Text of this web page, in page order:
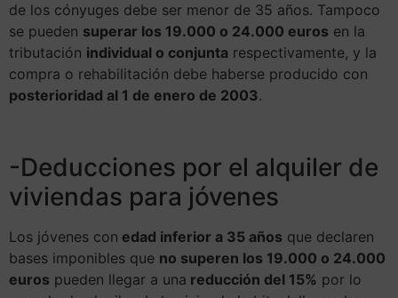
de los cónyuges debe ser menor de 35 años. Tampoco
se pueden superar los 19.000 o 24.000 euros en la
tributación individual o conjunta respectivamente, y la
compra o rehabilitación debe haberse producido con
posterioridad al 1 de enero de 2003.
-Deducciones por el alquiler de
viviendas para jóvenes
Los jóvenes con edad inferior a 35 años que declaren
bases imponibles que no superen los 19.000 o 24.000
euros pueden llegar a una reducción del 15% por lo